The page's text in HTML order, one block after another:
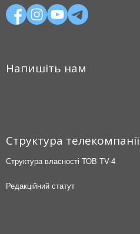
Напишіть нам
Структура телекомпанії
Структура власності ТОВ TV-4
Редакційний статут